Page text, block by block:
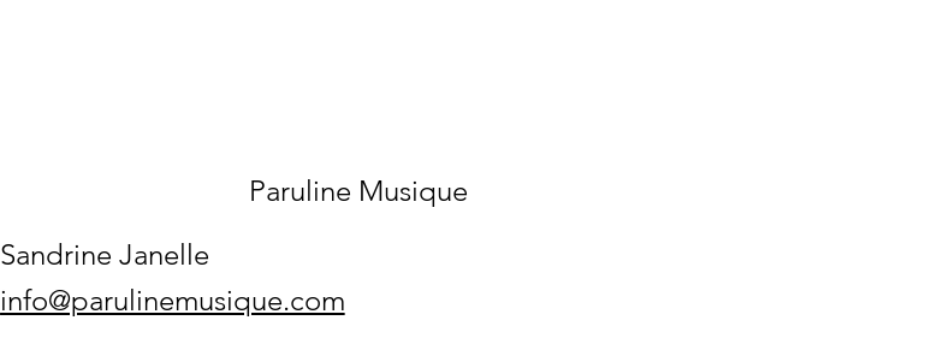
Paruline Musique
Sandrine Janelle
info@parulinemusique.com